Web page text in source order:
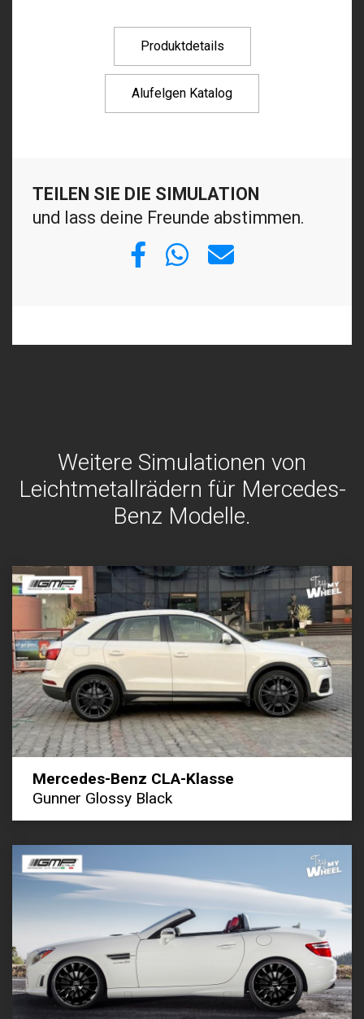
Produktdetails
Alufelgen Katalog
TEILEN SIE DIE SIMULATION
und lass deine Freunde abstimmen.
Weitere Simulationen von
Leichtmetallrädern für Mercedes-
Benz Modelle.
Mercedes-Benz CLA-Klasse
Gunner Glossy Black